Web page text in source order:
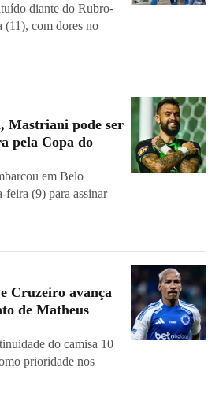
diante do Rubro-
(11), com dores no
Mastriani pode ser
pela Copa do
em Belo
feira (9) para assinar
Cruzeiro avança
de Matheus
do camisa 10
prioridade nos